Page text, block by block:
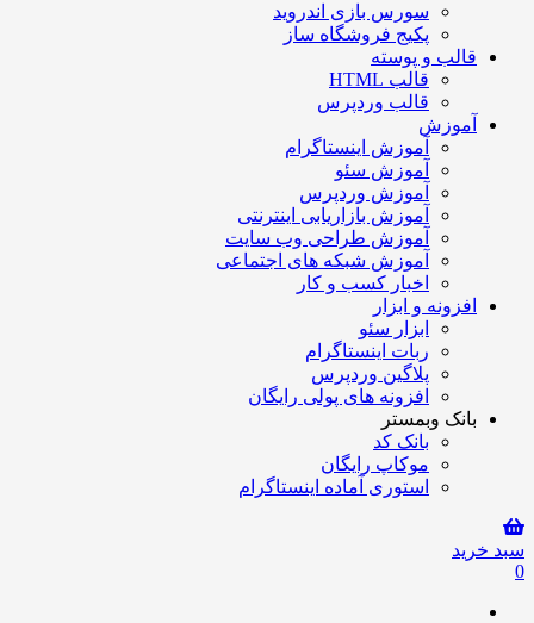
سورس بازی اندروید
پکیج فروشگاه ساز
قالب و پوسته
قالب HTML
قالب وردپرس
آموزش
آموزش اینستاگرام
آموزش سئو
آموزش وردپرس
آموزش بازاریابی اینترنتی
آموزش طراحی وب سایت
آموزش شبکه های اجتماعی
اخبار کسب و کار
افزونه و ابزار
ابزار سئو
ربات اینستاگرام
پلاگین وردپرس
افزونه های پولی رایگان
بانک وبمستر
بانک کد
موکاپ رایگان
استوری آماده اینستاگرام
سبد خرید
0